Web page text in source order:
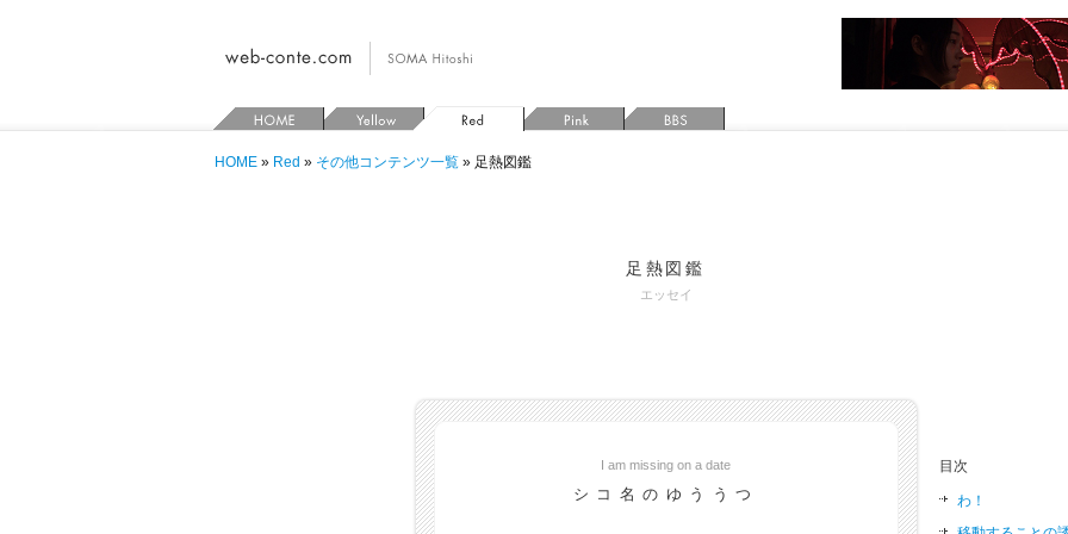
HOME » Red » その他コンテンツ一覧 » 足熱図鑑
足熱図鑑
エッセイ
I am missing on a date
シコ名のゆううつ
目次
わ！